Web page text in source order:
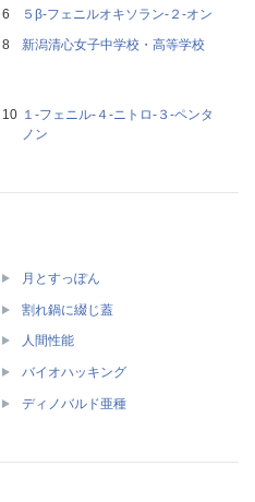
５β‐フェニルオキソラン‐２‐オン
新潟清心女子中学校・高等学校
１‐フェニル‐４‐ニトロ‐３‐ペンタ
ノン
月とすっぽん
割れ鍋に綴じ蓋
人間性能
バイオハッキング
ディノバルド亜種